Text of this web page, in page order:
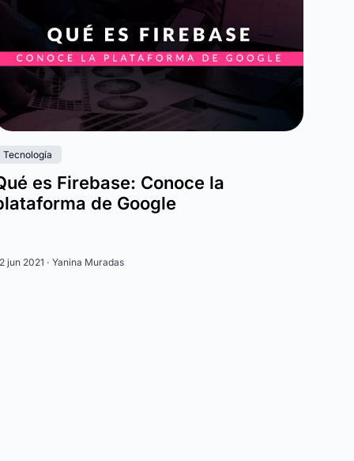
Tecnología
es Firebase: Conoce la
de Google
jun 2021 · Yanina Muradas